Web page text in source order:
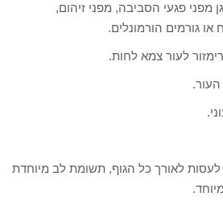
מפני פגעי הסביבה, מפני זיהום,
או גורמים הורמונלים.
לעור צמא לחות.
לאורך כל הגוף, תשומת לב מיוחדת